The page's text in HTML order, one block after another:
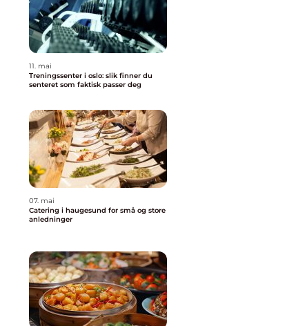
11. mai
Treningssenter i oslo: slik finner du
senteret som faktisk passer deg
07. mai
Catering i haugesund for små og store
anledninger